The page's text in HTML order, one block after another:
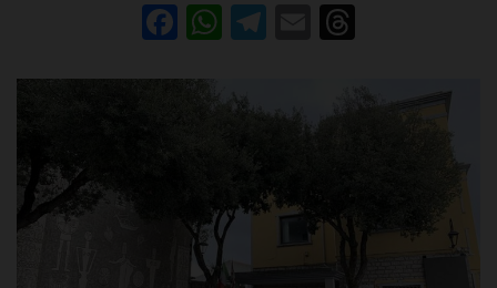
Facebook
WhatsApp
Telegram
Email